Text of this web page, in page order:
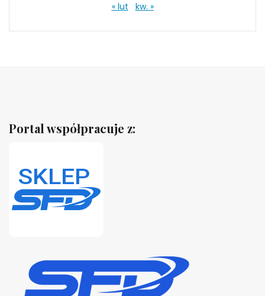
« lut kw. »
Portal współpracuje z: